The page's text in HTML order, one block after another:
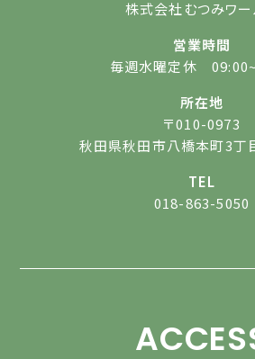
株式会社むつみワー
営業時間
毎週水曜定休
所在地
〒010-0973
秋田県秋田市八橋本町3丁
TEL
018-863-5050